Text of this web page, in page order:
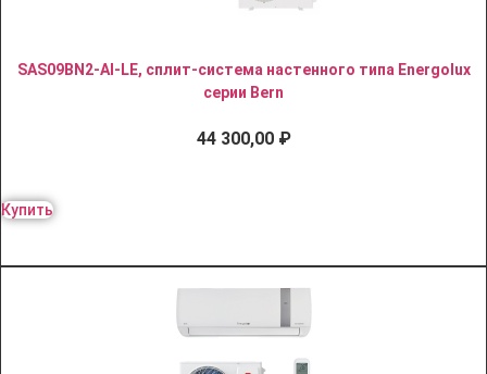
SAS09BN2-AI-LE, сплит-система настенного типа Energolux
серии Bern
44 300,00 ₽
Купить